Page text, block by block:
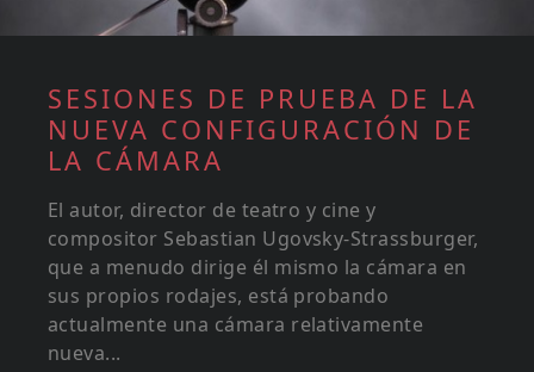
SESIONES DE PRUEBA DE LA
NUEVA CONFIGURACIÓN DE
LA CÁMARA
El autor, director de teatro y cine y
compositor Sebastian Ugovsky-Strassburger,
que a menudo dirige él mismo la cámara en
sus propios rodajes, está probando
actualmente una cámara relativamente
nueva...